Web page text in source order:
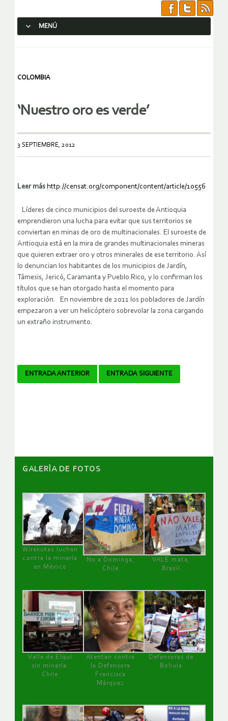
MENÚ
COLOMBIA
‘Nuestro oro es verde’
3 SEPTIEMBRE, 2012
Leer más http://censat.org/component/content/article/10556
Líderes de cinco municipios del suroeste de Antioquia
emprendieron una lucha para evitar que sus territorios se
conviertan en minas de oro de multinacionales. El suroeste de
Antioquia está en la mira de grandes multinacionales mineras
que quieren extraer oro y otros minerales de ese territorio. Así
lo denuncian los habitantes de los municipios de Jardín,
Támesis, Jericó, Caramanta y Pueblo Rico, y lo confirman los
títulos que se han otorgado hasta el momento para
exploración. En noviembre de 2011 los pobladores de Jardín
empezaron a ver un helicóptero sobrevolar la zona cargando
un extraño instrumento.
Navegador
ENTRADA ANTERIOR ENTRADA SIGUIENTE
GALERÌA DE FOTOS
Wirakutas luchan
contra la minería
en México
No a Dominga,
Chile
VALE mata,
Brasil
Valle de Elqui
sin minería.
Chile
Atentan contra
la Defensora
Francisca
Márquez
Defensoras de
Bolivia